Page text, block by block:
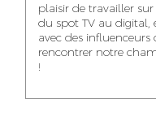
MERYEM OUALHAN
TRAFFIC MANAGER
plaisir de travailler
du spot TV au digital,
avec des
rencontrer notre
!